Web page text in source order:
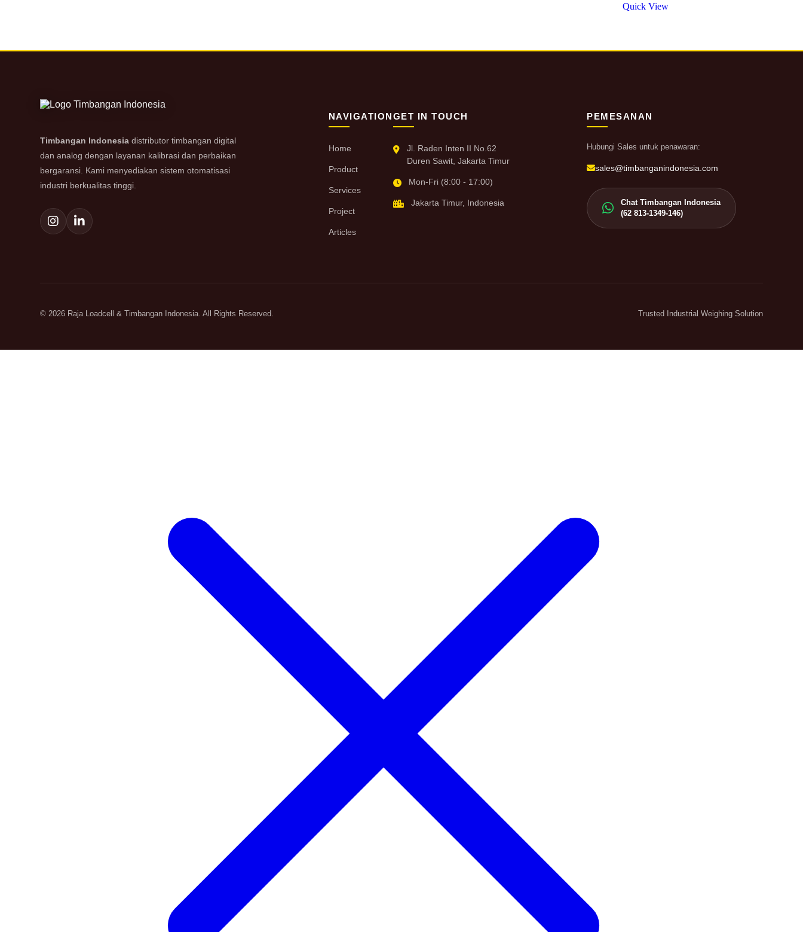
Quick View
Timbangan Indonesia distributor timbangan digital
dan analog dengan layanan kalibrasi dan perbaikan
bergaransi. Kami menyediakan sistem otomatisasi
industri berkualitas tinggi.
NAVIGATION
Home
Product
Services
Project
Articles
GET IN TOUCH
Jl. Raden Inten II No.62
Duren Sawit, Jakarta Timur
Mon-Fri (8:00 - 17:00)
Jakarta Timur, Indonesia
PEMESANAN
Hubungi Sales untuk penawaran:
sales@timbanganindonesia.com
Chat Timbangan Indonesia
(62 813-1349-146)
© 2026 Raja Loadcell & Timbangan Indonesia. All Rights Reserved. Trusted Industrial Weighing Solution